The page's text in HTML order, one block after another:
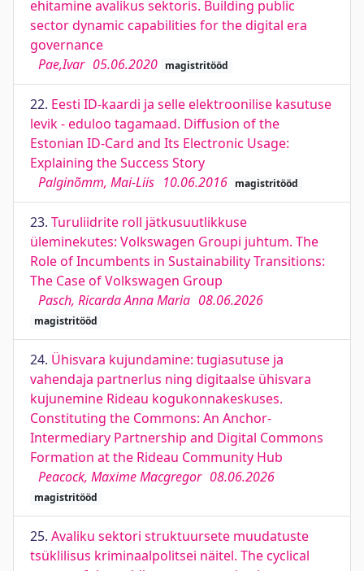
ehitamine avalikus sektoris. Building public
sector dynamic capabilities for the digital era
governance
Pae,Ivar 05.06.2020 magistritööd
22. Eesti ID-kaardi ja selle elektroonilise kasutuse
levik - eduloo tagamaad. Diffusion of the
Estonian ID-Card and Its Electronic Usage:
Explaining the Success Story
Palginõmm, Mai-Liis 10.06.2016 magistritööd
23. Turuliidrite roll jätkusuutlikkuse
üleminekutes: Volkswagen Groupi juhtum. The
Role of Incumbents in Sustainability Transitions:
The Case of Volkswagen Group
Pasch, Ricarda Anna Maria 08.06.2026
magistritööd
24. Ühisvara kujundamine: tugiasutuse ja
vahendaja partnerlus ning digitaalse ühisvara
kujunemine Rideau kogukonnakeskuses.
Constituting the Commons: An Anchor-
Intermediary Partnership and Digital Commons
Formation at the Rideau Community Hub
Peacock, Maxime Macgregor 08.06.2026
magistritööd
25. Avaliku sektori struktuursete muudatuste
tsüklilisus kriminaalpolitsei näitel. The cyclical